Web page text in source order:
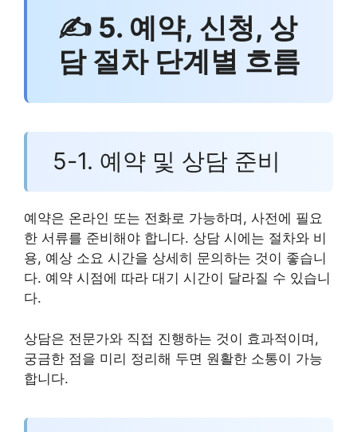
✍ 5. 예약, 신청, 상
담 절차 단계별 흐름
5-1. 예약 및 상담 준비
예약은 온라인 또는 전화로 가능하며, 사전에 필요
한 서류를 준비해야 합니다. 상담 시에는 절차와 비
용, 예상 소요 시간을 상세히 문의하는 것이 좋습니
다. 예약 시점에 따라 대기 시간이 달라질 수 있습니
다.
상담은 전문가와 직접 진행하는 것이 효과적이며,
궁금한 점을 미리 정리해 두면 원활한 소통이 가능
합니다.